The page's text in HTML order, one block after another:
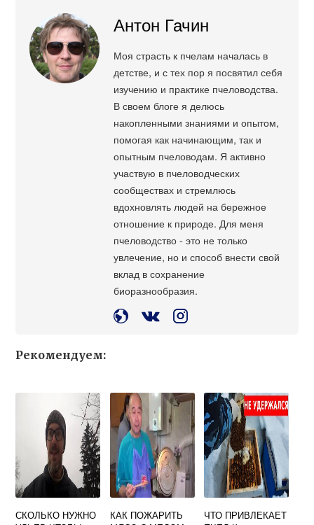
Антон Гачин
Моя страсть к пчелам началась в
детстве, и с тех пор я посвятил себя
изучению и практике пчеловодства.
В своем блоге я делюсь
накопленными знаниями и опытом,
помогая как начинающим, так и
опытным пчеловодам. Я активно
участвую в пчеловодческих
сообществах и стремлюсь
вдохновлять людей на бережное
отношение к природе. Для меня
пчеловодство - это не только
увлечение, но и способ внести свой
вклад в сохранение
биоразнообразия.
Рекомендуем:
СКОЛЬКО НУЖНО
КАК ПОЖАРИТЬ
ЧТО ПРИВЛЕКАЕТ